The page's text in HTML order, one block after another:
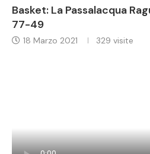
Basket: La Passalacqua
77-49
18 Marzo 2021 329 visite